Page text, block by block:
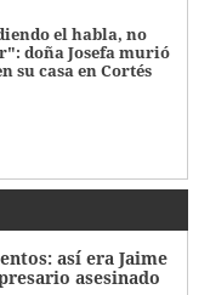
el habla, no
doña Josefa murió
su casa en Cortés
así era Jaime
asesinado